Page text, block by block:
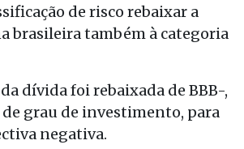
de risco rebaixar a
brasileira também à categoria
dívida foi rebaixada de BBB-,
grau de investimento, para
negativa.